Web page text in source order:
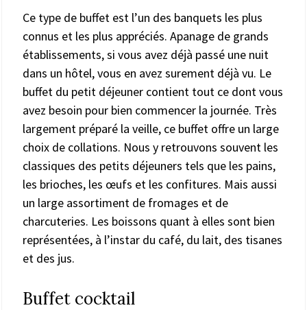
Ce type de buffet est l’un des banquets les plus
connus et les plus appréciés. Apanage de grands
établissements, si vous avez déjà passé une nuit
dans un hôtel, vous en avez surement déjà vu. Le
buffet du petit déjeuner contient tout ce dont vous
avez besoin pour bien commencer la journée. Très
largement préparé la veille, ce buffet offre un large
choix de collations. Nous y retrouvons souvent les
classiques des petits déjeuners tels que les pains,
les brioches, les œufs et les confitures. Mais aussi
un large assortiment de fromages et de
charcuteries. Les boissons quant à elles sont bien
représentées, à l’instar du café, du lait, des tisanes
et des jus.
Buffet cocktail